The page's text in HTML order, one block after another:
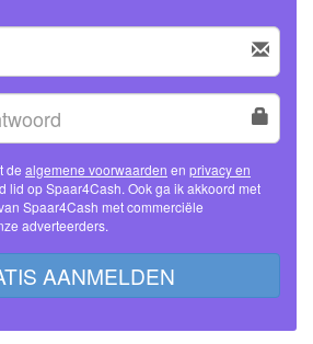
de algemene voorwaarden en privacy en
adverteerders.
AANMELDEN